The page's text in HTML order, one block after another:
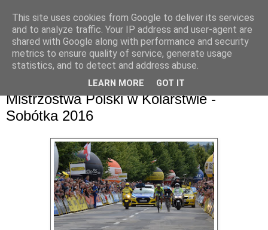
Mistrzostwa Polski w Kolarstwie -
Sobótka 2016
This site uses cookies from Google to deliver its services
and to analyze traffic. Your IP address and user-agent are
shared with Google along with performance and security
metrics to ensure quality of service, generate usage
statistics, and to detect and address abuse.
LEARN MORE GOT IT